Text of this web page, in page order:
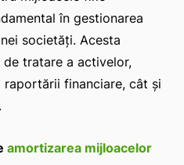
în gestionarea
societăți. Acesta
tratare a activelor,
financiare, cât și
amortizarea mijloacelor